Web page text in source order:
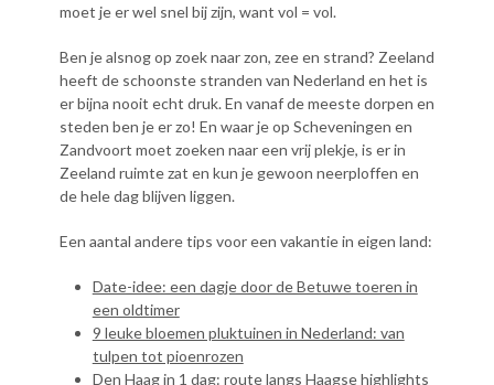
moet je er wel snel bij zijn, want vol = vol.
Ben je alsnog op zoek naar zon, zee en strand? Zeeland
heeft de schoonste stranden van Nederland en het is
er bijna nooit echt druk. En vanaf de meeste dorpen en
steden ben je er zo! En waar je op Scheveningen en
Zandvoort moet zoeken naar een vrij plekje, is er in
Zeeland ruimte zat en kun je gewoon neerploffen en
de hele dag blijven liggen.
Een aantal andere tips voor een vakantie in eigen land:
Date-idee: een dagje door de Betuwe toeren in
een oldtimer
9 leuke bloemen pluktuinen in Nederland: van
tulpen tot pioenrozen
Den Haag in 1 dag: route langs Haagse highlights